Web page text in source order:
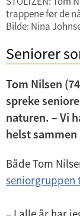
d
n
trappene før de
Bilde: Nina
Seniorer
Tom Nilsen
spreke
naturen. – Vi
helst
Både Tom
seniorgruppen